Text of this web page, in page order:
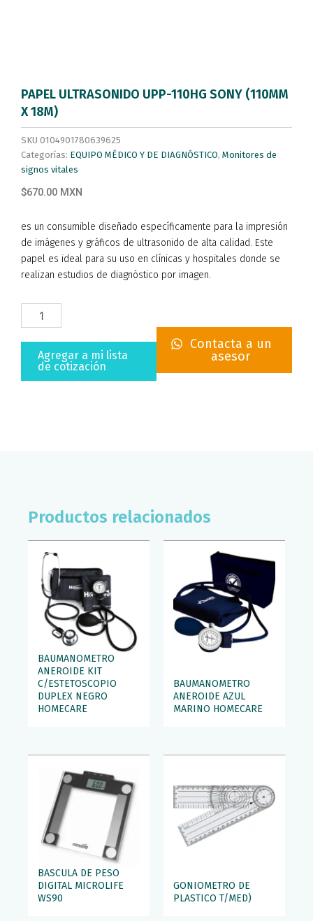
PAPEL ULTRASONIDO UPP-110HG SONY (110MM
X 18M)
SKU 0104901780639625
Categorías: EQUIPO MÉDICO Y DE DIAGNÓSTICO, Monitores de
signos vitales
$670.00 MXN
es un consumible diseñado específicamente para la impresión
de imágenes y gráficos de ultrasonido de alta calidad. Este
papel es ideal para su uso en clínicas y hospitales donde se
realizan estudios de diagnóstico por imagen.
PAPEL
ULTRASONIDO
SONYAgregar a mi lista
de cotización
Contacta a un
asesor
Productos relacionados
BAUMANOMETRO
ANEROIDE KIT
C/ESTETOSCOPIO
DUPLEX NEGRO
HOMECARE
BAUMANOMETRO
ANEROIDE AZUL
MARINO HOMECARE
BASCULA DE PESO
DIGITAL MICROLIFE
WS90
GONIOMETRO DE
PLASTICO T/MED)